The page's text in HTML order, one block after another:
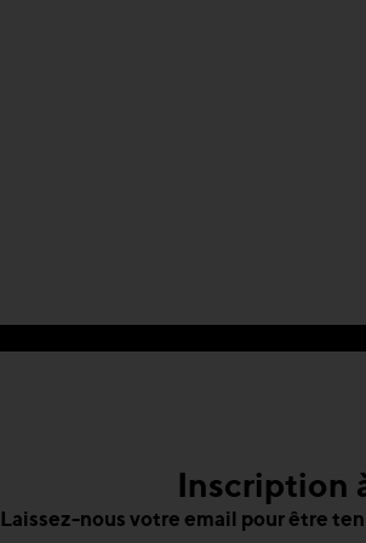
Inscription
Laissez-nous votre email pour être